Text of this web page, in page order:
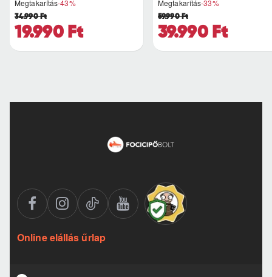
Megtakarítás-43%
19.990 Ft
34.990 Ft
Megtakarítás-33%
39.990 Ft
59.990 Ft
Online elállás űrlap